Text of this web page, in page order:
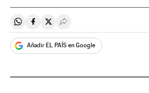
Compartir en Whatsapp
Compartir en Facebook
Compartir en Twitter
Desplegar Redes Sociales
Añadir EL PAÍS en Google